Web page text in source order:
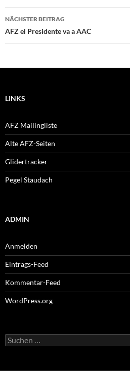
NÄCHSTER BEITRAG
AFZ el Presidente va a AAC
LINKS
AFZ Mailingliste
Alte AFZ-Seiten
Glidertracker
Pegel Staudach
ADMIN
Anmelden
Eintrags-Feed
Kommentar-Feed
WordPress.org
Suchen
nach: